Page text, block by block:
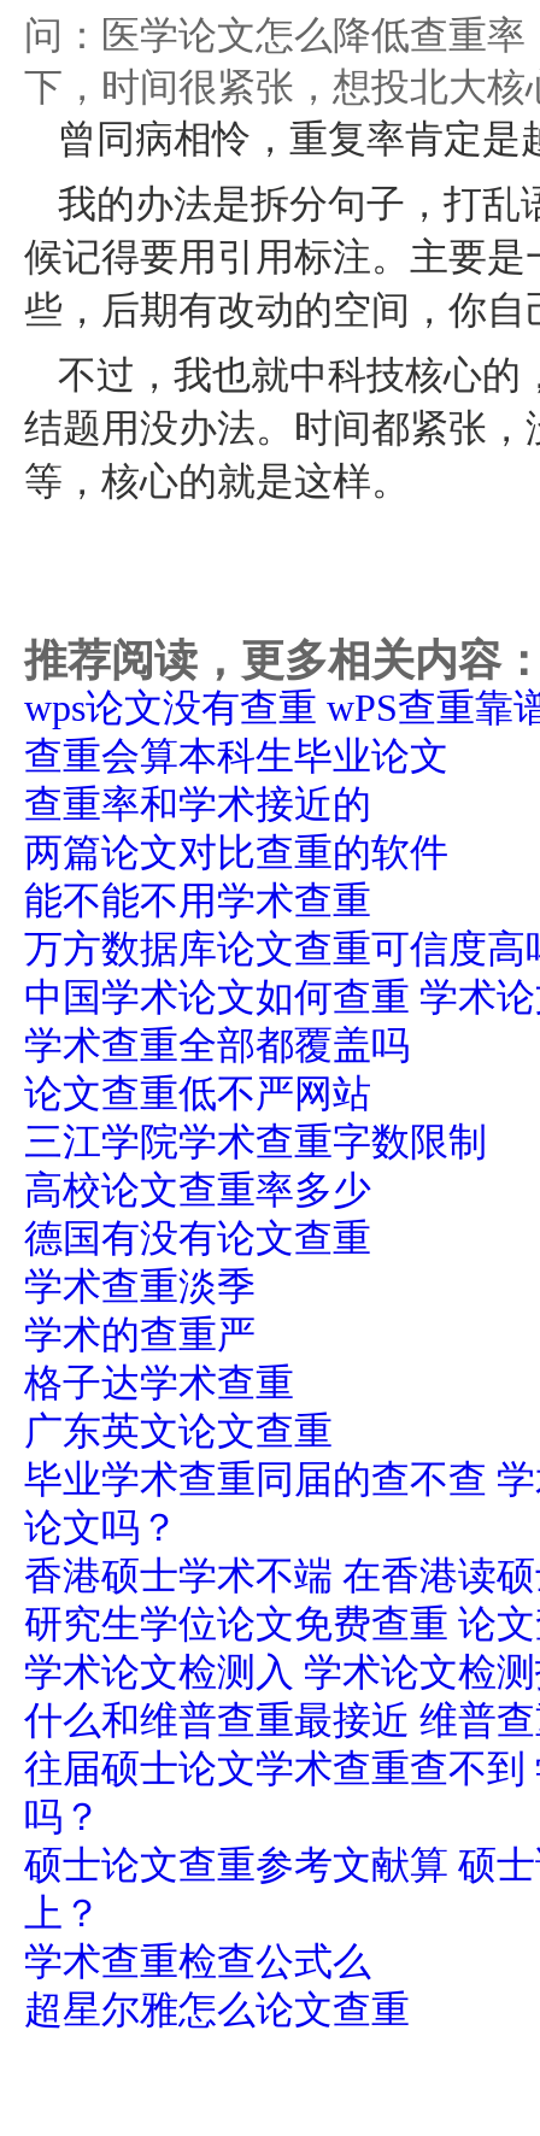
问：医学论文怎么降低查重
下，时间很紧张，想投北大核
曾同病相怜，重复率肯定是
我的办法是拆分句子，打乱
候记得要用引用标注。主要
些，后期有改动的空间，你自
不过，我也就中科技核心的
结题用没办法。时间都紧张
等，核心的就是这样。
推荐阅读，更多相关内容
wps论文没有查重 wPS查重靠
查重会算本科生毕业论文
查重率和学术接近的
两篇论文对比查重的软件
能不能不用学术查重
万方数据库论文查重可信度
中国学术论文如何查重 学术
学术查重全部都覆盖吗
论文查重低不严网站
三江学院学术查重字数限制
高校论文查重率多少
德国有没有论文查重
学术查重淡季
学术的查重严
格子达学术查重
广东英文论文查重
毕业学术查重同届的查不查
论文吗？
香港硕士学术不端 在香港读
研究生学位论文免费查重 论
学术论文检测入 学术论文检
什么和维普查重最接近 维普
往届硕士论文学术查重查不
吗？
硕士论文查重参考文献算 硕
上？
学术查重检查公式么
超星尔雅怎么论文查重